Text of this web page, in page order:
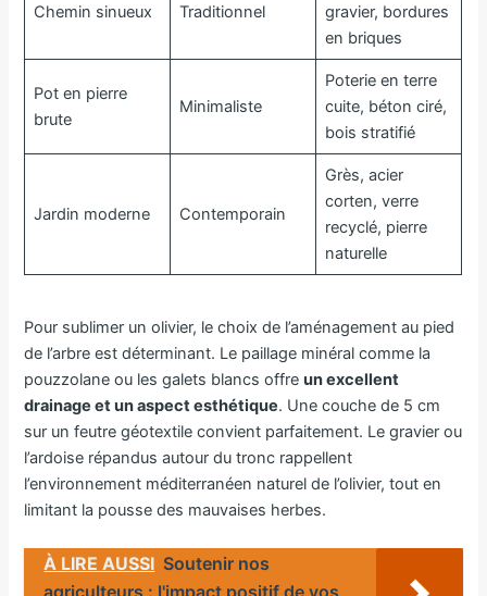
Chemin sinueux Traditionnel
gravier, bordures
en briques
Pot en pierre
brute
Minimaliste
Poterie en terre
cuite, béton ciré,
bois stratifié
Jardin moderne Contemporain
Grès, acier
corten, verre
recyclé, pierre
naturelle
Pour sublimer un olivier, le choix de l’aménagement au pied
de l’arbre est déterminant. Le paillage minéral comme la
pouzzolane ou les galets blancs offreun excellent
drainage et un aspect esthétique. Une couche de 5 cm
sur un feutre géotextile convient parfaitement. Le gravier ou
l’ardoise répandus autour du tronc rappellent
l’environnement méditerranéen naturel de l’olivier, tout en
limitant la pousse des mauvaises herbes.
À LIRE AUSSI Soutenir nos